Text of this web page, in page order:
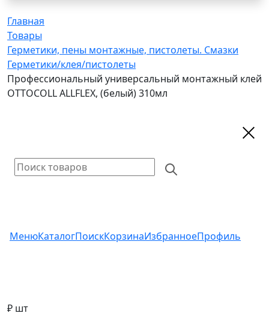
Главная
Товары
Герметики, пены монтажные, пистолеты. Смазки
Герметики/клея/пистолеты
Профессиональный универсальный монтажный клей
OTTOCOLL ALLFLEX, (белый) 310мл
МенюКаталогПоискКорзинаИзбранноеПрофиль
₽ шт